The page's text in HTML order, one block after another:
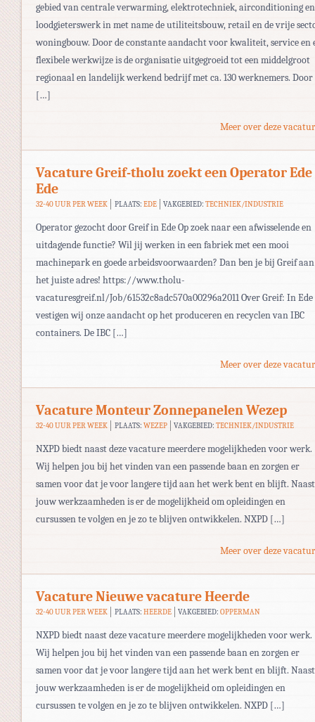
gebied van centrale verwarming, elektrotechniek, airconditioning en
loodgieterswerk in met name de utiliteitsbouw, retail en de vrije
woningbouw. Door de constante aandacht voor kwaliteit, service en
flexibele werkwijze is de organisatie uitgegroeid tot een middelgroot
regionaal en landelijk werkend bedrijf met ca. 130 werknemers. Door
[…]
Meer over deze
Vacature Greif-tholu zoekt een Operator Ede
Ede
32-40 UUR PER WEEK PLAATS: EDE VAKGEBIED:TECHNIEK/INDUSTRIE
Operator gezocht door Greif in Ede Op zoek naar een afwisselende en
uitdagende functie? Wil jij werken in een fabriek met een mooi
machinepark en goede arbeidsvoorwaarden? Dan ben je bij Greif aan
het juiste adres! https://www.tholu-
vacaturesgreif.nl/Job/61532c8adc570a00296a2011 Over Greif: In Ede
vestigen wij onze aandacht op het produceren en recyclen van IBC
containers. De IBC […]
Meer over deze
Vacature Monteur Zonnepanelen Wezep
32-40 UUR PER WEEK PLAATS: WEZEP VAKGEBIED:TECHNIEK/INDUSTRIE
NXPD biedt naast deze vacature meerdere mogelijkheden voor werk.
Wij helpen jou bij het vinden van een passende baan en zorgen er
samen voor dat je voor langere tijd aan het werk bent en blijft. Naast
jouw werkzaamheden is er de mogelijkheid om opleidingen en
cursussen te volgen en je zo te blijven ontwikkelen. NXPD […]
Meer over deze
Vacature Nieuwe vacature Heerde
32-40 UUR PER WEEK PLAATS: HEERDE VAKGEBIED:OPPERMAN
NXPD biedt naast deze vacature meerdere mogelijkheden voor werk.
Wij helpen jou bij het vinden van een passende baan en zorgen er
samen voor dat je voor langere tijd aan het werk bent en blijft. Naast
jouw werkzaamheden is er de mogelijkheid om opleidingen en
cursussen te volgen en je zo te blijven ontwikkelen. NXPD […]